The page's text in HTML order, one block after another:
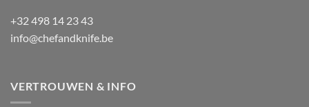
+32 498 14 23 43
info@chefandknife.be
VERTROUWEN & INFO